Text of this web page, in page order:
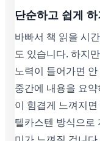
단순하고 쉽게 하
바빠서 책 읽을 시
도 있습니다. 하지
노력이 들어가면
중간에 내용을 요
이 힘겹게 느껴지
텔카스텐 방식으로